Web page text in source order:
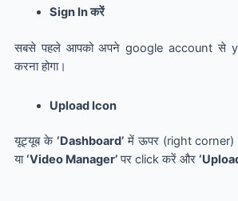
Sign In करें
सबसे पहले आपको अपने google account से
करना होगा।
Upload Icon
यूट्यूब के ‘Dashboard’में ऊपर (right corner)
या‘Video Manager’पर click करें और